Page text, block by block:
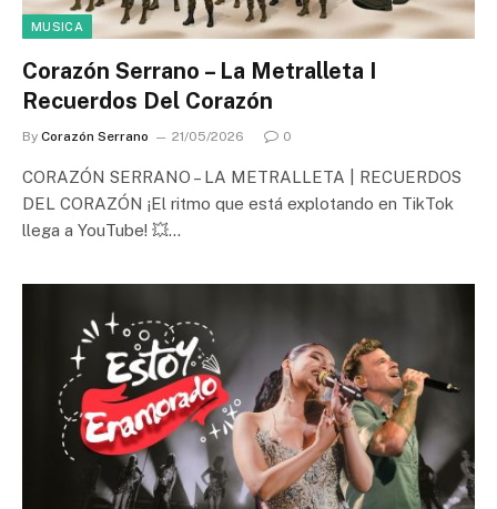
MUSICA
Corazón Serrano – La Metralleta I
Recuerdos Del Corazón
By Corazón Serrano 21/05/2026 0
CORAZÓN SERRANO – LA METRALLETA | RECUERDOS
DEL CORAZÓN ¡El ritmo que está explotando en TikTok
llega a YouTube! 💥…